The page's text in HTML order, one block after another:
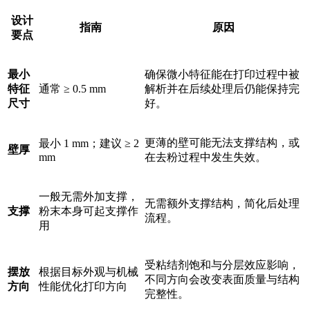
设计
要点
指南 原因
最小
特征
尺寸
通常 ≥ 0.5 mm
确保微小特征能在打印过程中被
解析并在后续处理后仍能保持完
好。
壁厚
最小 1 mm；建议 ≥ 2
mm
更薄的壁可能无法支撑结构，或
在去粉过程中发生失效。
支撑
一般无需外加支撑，
粉末本身可起支撑作
用
无需额外支撑结构，简化后处理
流程。
摆放
方向
根据目标外观与机械
性能优化打印方向
受粘结剂饱和与分层效应影响，
不同方向会改变表面质量与结构
完整性。